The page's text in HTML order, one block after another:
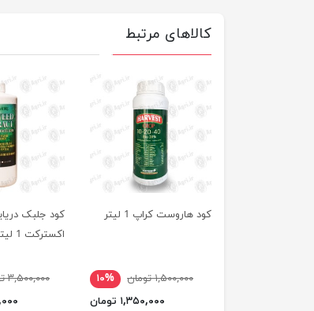
کالاهای مرتبط
کود هاروست کراپ 1 لیتر
۱,۵۰۰,۰۰۰ تومان
۱۰%
۱,۳۵۰,۰۰۰ تومان
کود جلبک
اکسترکت 1 لیتر
۳,۵۰۰,۰۰۰ تومان